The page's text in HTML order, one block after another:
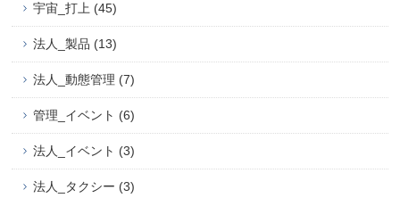
宇宙_打上 (45)
法人_製品 (13)
法人_動態管理 (7)
管理_イベント (6)
法人_イベント (3)
法人_タクシー (3)